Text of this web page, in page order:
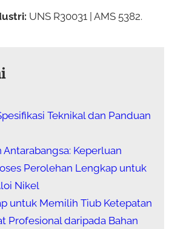
UNS R30031 | AMS 5382.
Teknikal dan Panduan
Antarabangsa: Keperluan
Perolehan Lengkap untuk
Nikel
untuk Memilih Tiub Ketepatan
Profesional daripada Bahan